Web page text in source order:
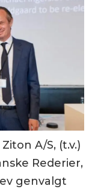
A/S, (t.v.)
Rederier,
genvalgt